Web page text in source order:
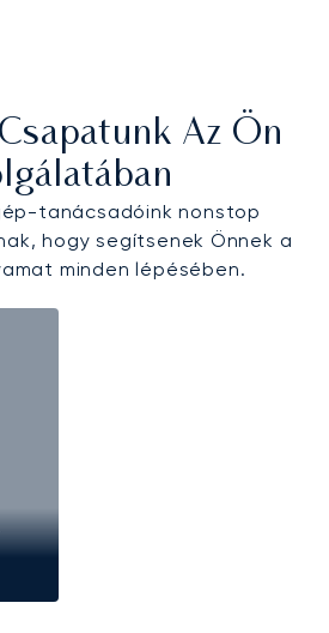
Az Ön
tanácsadóink nonstop
hogy segítsenek Önnek a
minden lépésében.